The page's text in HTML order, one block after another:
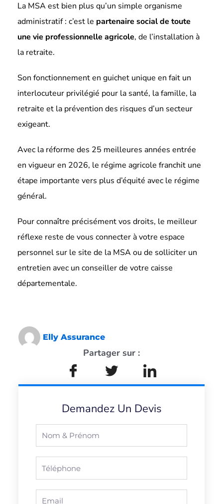
La MSA est bien plus qu’un simple organisme
administratif : c’est le partenaire social de toute
une vie professionnelle agricole, de l’installation à
la retraite.
Son fonctionnement en guichet unique en fait un
interlocuteur privilégié pour la santé, la famille, la
retraite et la prévention des risques d’un secteur
exigeant.
Avec la réforme des 25 meilleures années entrée
en vigueur en 2026, le régime agricole franchit une
étape importante vers plus d’équité avec le régime
général.
Pour connaître précisément vos droits, le meilleur
réflexe reste de vous connecter à votre espace
personnel sur le site de la MSA ou de solliciter un
entretien avec un conseiller de votre caisse
départementale.
Elly Assurance
Partager sur :
Demandez Un Devis